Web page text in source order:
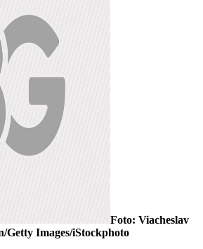
Foto: Viacheslav
Getty Images/iStockphoto